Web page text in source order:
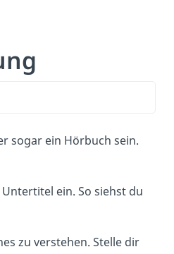
sogar ein Hörbuch sein.
ein. So siehst du
zu verstehen. Stelle dir